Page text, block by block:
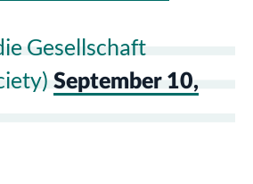
Gesellschaft
September 10,